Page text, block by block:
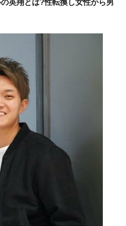
英翔とは?性転換し女性から男